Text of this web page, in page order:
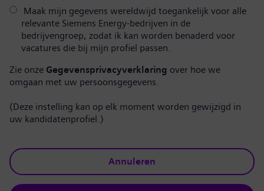
Maak mijn gegevens wereldwijd toegankelijk voor alle
relevante Siemens Energy-bedrijven in de
bedrijvengroep, zodat ik kan worden benaderd voor
vacatures die bij mijn profiel passen.
Zie onze Gegevensprivacyverklaring over hoe we
omgaan met uw persoonsgegevens.
(Deze instelling kan op elk moment worden gewijzigd in
uw kandidatenprofiel.)
Annuleren